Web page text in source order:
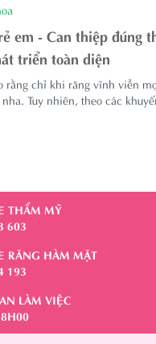
em - Can thiệp đúng
triển toàn diện
rằng chỉ khi răng vĩnh viễn
Tuy nhiên, theo các
THẨM MỸ
603
RĂNG HÀM MẶT
193
LÀM VIỆC